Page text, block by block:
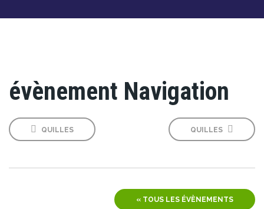
évènement Navigation
QUILLES QUILLES
« TOUS LES ÉVÈNEMENTS